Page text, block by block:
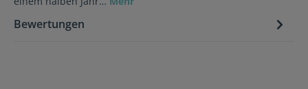
Bewertungen